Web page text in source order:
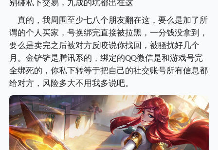
别碰私下交易，九成的坑都出在这
真的，我周围至少七八个朋友翻在这，要么是加了所
谓的个人买家，号换绑完直接被拉黑，一分钱没拿到，
要么是卖完之后被对方反咬说你找回，被骚扰好几个
月。金铲铲是腾讯系的，绑定的QQ微信是和游戏号完
全绑死的，你私下转等于把自己的社交账号所有信息都
给对方，风险多大不用我多说吧。